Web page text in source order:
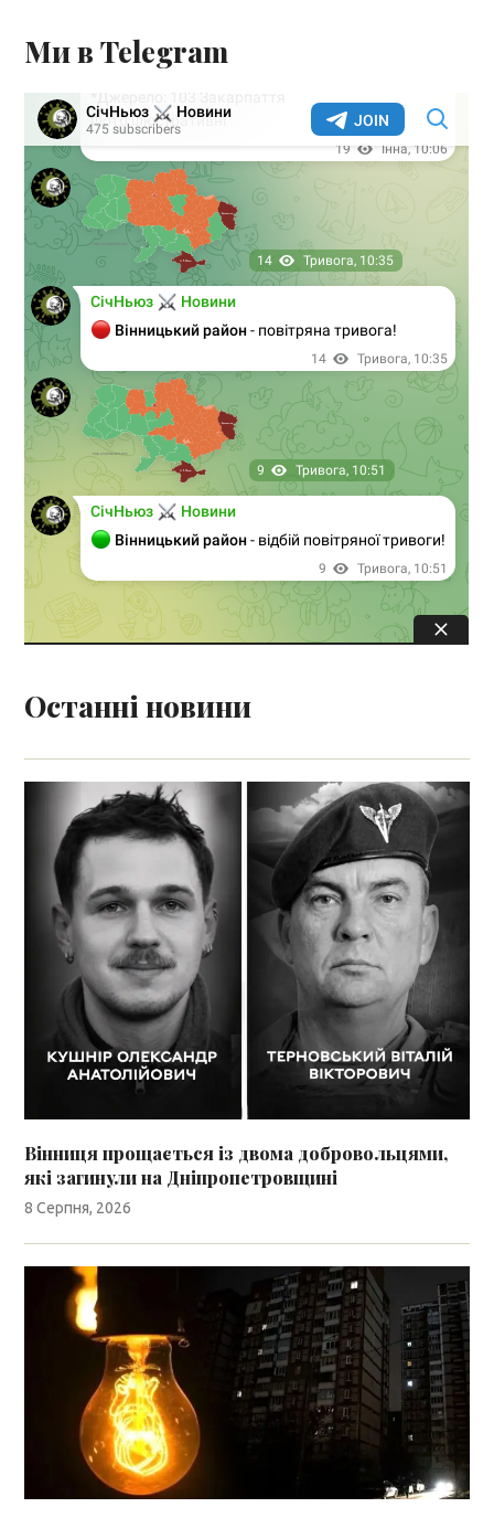
Ми в Telegram
Останні новини
Вінниця прощається із двома добровольцями,
які загинули на Дніпропетровщині
8 Серпня, 2026